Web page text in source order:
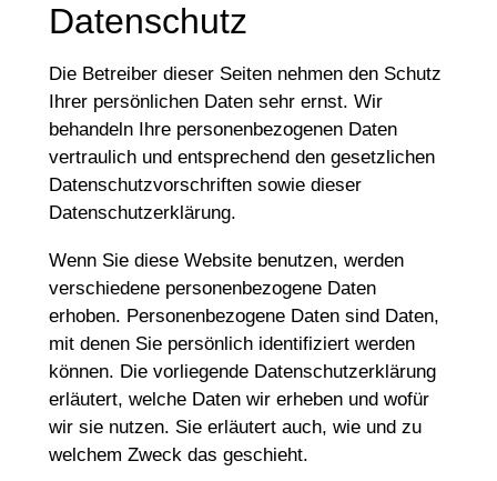
Datenschutz
Die Betreiber dieser Seiten nehmen den Schutz
Ihrer persönlichen Daten sehr ernst. Wir
behandeln Ihre personenbezogenen Daten
vertraulich und entsprechend den gesetzlichen
Datenschutzvorschriften sowie dieser
Datenschutzerklärung.
Wenn Sie diese Website benutzen, werden
verschiedene personenbezogene Daten
erhoben. Personenbezogene Daten sind Daten,
mit denen Sie persönlich identifiziert werden
können. Die vorliegende Datenschutzerklärung
erläutert, welche Daten wir erheben und wofür
wir sie nutzen. Sie erläutert auch, wie und zu
welchem Zweck das geschieht.